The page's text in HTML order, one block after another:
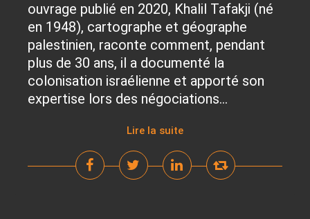
ouvrage publié en 2020, Khalil Tafakji (né
en 1948), cartographe et géographe
palestinien, raconte comment, pendant
plus de 30 ans, il a documenté la
colonisation israélienne et apporté son
expertise lors des négociations...
Lire la suite